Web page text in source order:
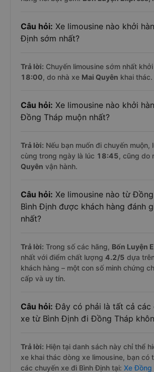
Câu hỏi: Xe limousine nào khởi
Định sớm nhất?
Trả lời: Chuyến limousine sớm nhất
18:00, do nhà xe Mai Quyên khai thác.
Câu hỏi: Xe limousine nào khởi
Đồng Tháp muộn nhất?
Trả lời: Nếu bạn muốn đi chuyến muộn,
cùng trong ngày là lúc 18:45, cũng do
Quyên vận hành.
Câu hỏi: Xe limousine nào từ
Bình Định được khách hàng đánh
nhất?
Trả lời: Trong số các hãng, Bốn Luyện
nhất với điểm chất lượng 4.2/5 dựa
khách hàng – một con số minh chứng
cấp và uy tín.
Câu hỏi: Đây có phải là tất cả các
xe từ Bình Định đi Đồng Tháp
Trả lời: Hiện tại danh sách này chỉ thể
xe khai thác dòng xe limousine, bạn có
các chuyến xe đi Bình Định tại: Xe Đồng